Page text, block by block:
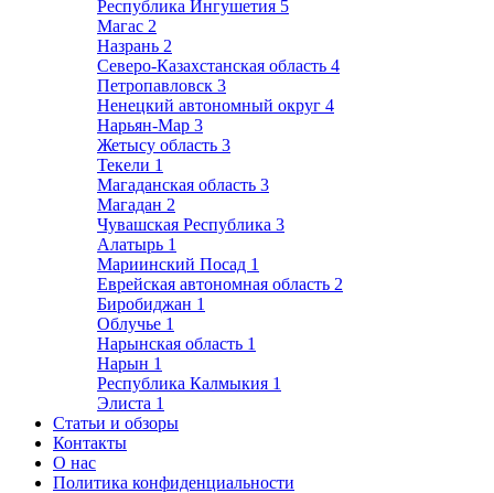
Республика Ингушетия 5
Магас 2
Назрань 2
Северо-Казахстанская область 4
Петропавловск 3
Ненецкий автономный округ 4
Нарьян-Мар 3
Жетысу область 3
Текели 1
Магаданская область 3
Магадан 2
Чувашская Республика 3
Алатырь 1
Мариинский Посад 1
Еврейская автономная область 2
Биробиджан 1
Облучье 1
Нарынская область 1
Нарын 1
Республика Калмыкия 1
Элиста 1
Статьи и обзоры
Контакты
О нас
Политика конфиденциальности